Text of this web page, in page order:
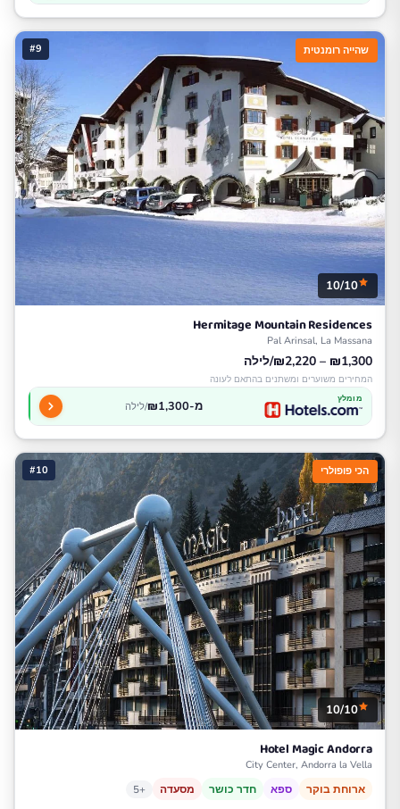
#9 שהייה רומנטית
10/10
Hermitage Mountain Residences
Pal Arinsal, La Massana
₪1,300 – ₪2,220/לילה
המחירים משוערים ומשתנים בהתאם לעונה
מומלץ מ-₪1,300 /לילה
#10 הכי פופולרי
10/10
Hotel Magic Andorra
City Center, Andorra la Vella
ארוחת בוקר ספא חדר כושר מסעדה +5